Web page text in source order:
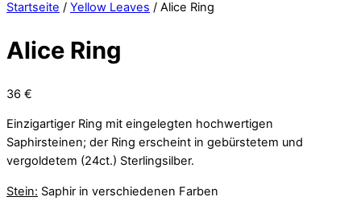
Startseite / Yellow Leaves / Alice Ring
Alice Ring
36 €
Einzigartiger Ring mit eingelegten hochwertigen
Saphirsteinen; der Ring erscheint in gebürstetem und
vergoldetem (24ct.) Sterlingsilber.
Stein: Saphir in verschiedenen Farben